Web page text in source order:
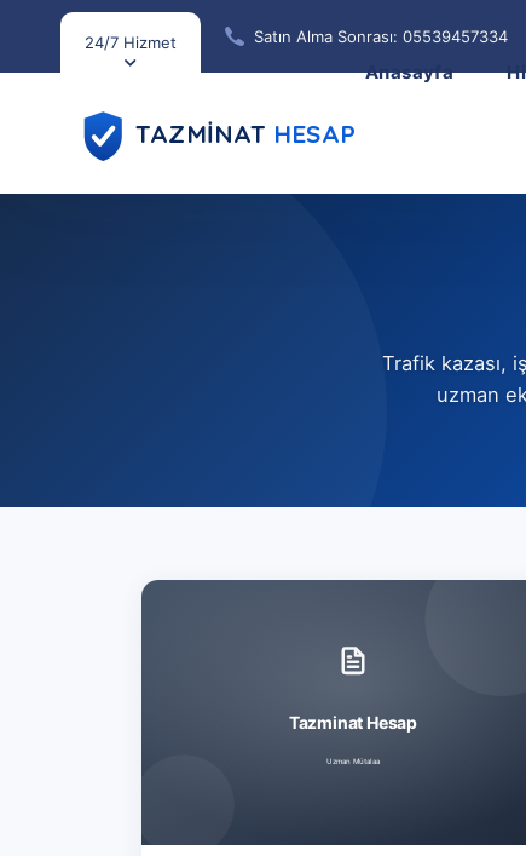
24/7 Hizmet Satın Alma Sonrası: 05539457334
TAZMİNAT HESAP
Anasayfa
Trafik kazası,
uzman